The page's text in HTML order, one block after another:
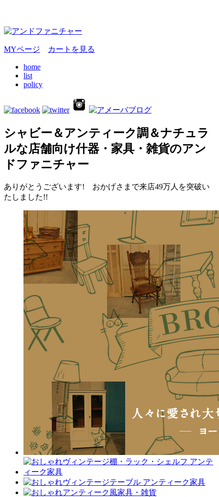
MYページ カートを見る
home
list
policy
シャビー＆アンティーク調＆ナチュラ
ルな店舗向け什器・家具・雑貨のアン
ドファニチャー
ありがとうございます! おかげさまで来店49万人を突破い
たしました!!